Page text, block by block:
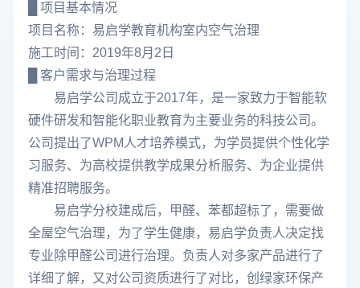
█ 项目基本情况
项目名称：易启学教育机构室内空气治理
施工时间：2019年8月2日
█ 客户需求与治理过程
易启学公司成立于2017年，是一家致力于智能软
硬件研发和智能化职业教育为主要业务的科技公司。
公司提出了WPM人才培养模式，为学员提供个性化学
习服务、为高校提供教学成果分析服务、为企业提供
精准招聘服务。
易启学分校建成后，甲醛、苯都超标了，需要做
全屋空气治理，为了学生健康，易启学负责人决定找
专业除甲醛公司进行治理。负责人对多家产品进行了
详细了解，又对公司资质进行了对比，创绿家环保产